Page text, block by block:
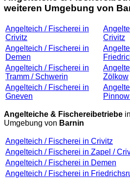
weiteren Umgebung von
Angelteich / Fischerei in
Crivitz
Crivitz
Angelteich / Fischerei in
Demen
Angelteich / Fischerei in
Tramm / Schwerin
Zölkow
Angelteich / Fischerei in
Gneven
Angelteiche & Fischereibetriebe
Umgebung von Barnin
Angelteich / Fischerei in Crivitz
Angelteich / Fischerei in Zapel /
Angelteich / Fischerei in Demen
Angelteich / Fischerei in